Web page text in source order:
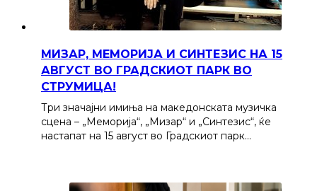
МИЗАР, МЕМОРИЈА И СИНТЕЗИС НА 15
АВГУСТ ВО ГРАДСКИОТ ПАРК ВО
СТРУМИЦА!
Три значајни имиња на македонската музичка
сцена – „Меморија“, „Мизар“ и „Синтезис“, ќе
настапат на 15 август во Градскиот парк…